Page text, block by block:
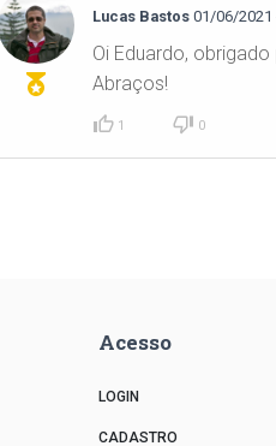
Lucas Bastos 01/06/2021
Oi Eduardo,
Abraços!
1 0
Acesso
LOGIN
CADASTRO